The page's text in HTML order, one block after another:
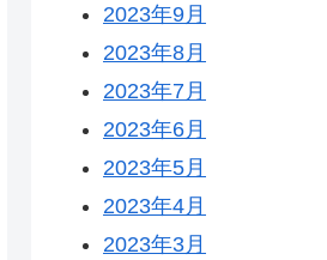
2023年9月
2023年8月
2023年7月
2023年6月
2023年5月
2023年4月
2023年3月